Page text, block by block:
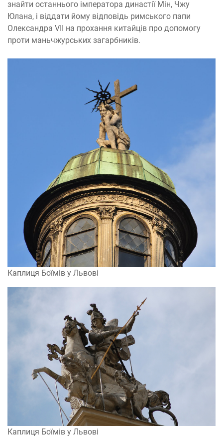
знайти останнього імператора династії Мін, Чжу
Юлана, і віддати йому відповідь римського папи
Олександра VII на прохання китайців про допомогу
проти маньчжурських загарбників.
Каплиця Боїмів у Львові
Каплиця Боїмів у Львові